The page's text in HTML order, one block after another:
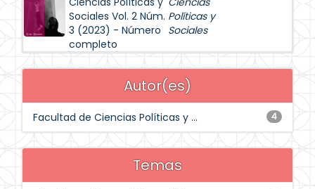
Sociales Vol. 2 Núm.
3 (2023) - Número
completo
Políticas y
Sociales
Autor(es)
4
Facultad de Ciencias Políticas y ...
Temas